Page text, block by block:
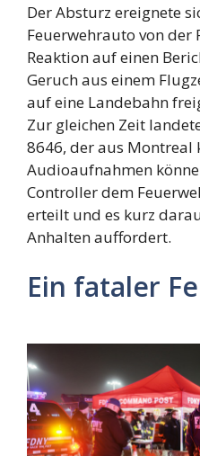
Der Absturz ereignete
Feuerwehrauto von der
Reaktion auf einen
Geruch aus einem
auf eine Landebahn
Zur gleichen Zeit
8646, der aus Montreal
Audioaufnahmen
Controller dem
erteilt und es kurz
Anhalten auffordert.
Ein fataler